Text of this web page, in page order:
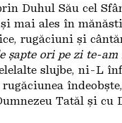
Duhul Său cel
mai ales în
rugăciuni și
șapte ori pe zi te-
slujbe, ni-L
Tatăl și cu